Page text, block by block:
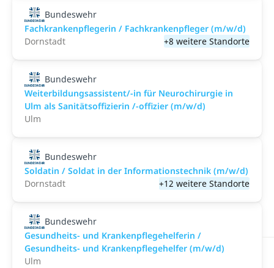
Bundeswehr
Fachkrankenpflegerin / Fachkrankenpfleger (m/w/d)
Dornstadt
+8 weitere Standorte
Bundeswehr
Weiterbildungsassistent/-in für Neurochirurgie in
Ulm als Sanitätsoffizierin /-offizier (m/w/d)
Ulm
Bundeswehr
Soldatin / Soldat in der Infor­mations­technik (m/w/d)
Dornstadt
+12 weitere Standorte
Bundeswehr
Gesundheits- und Krankenpflegehelferin /
Gesundheits- und Krankenpflegehelfer (m/w/d)
Ulm